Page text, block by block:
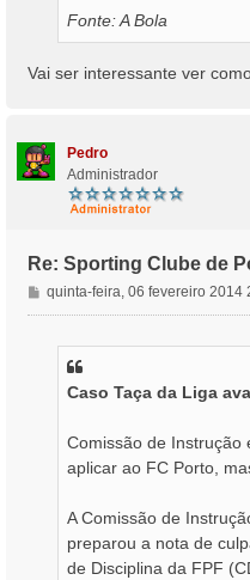
Fonte: A Bola
Vai ser interessante ver
Pedro
Administrador
Re: Sporting Clube de
M
e
quinta-feira, 06 fevereiro 2014
Caso Taça da Liga
Comissão de Instrução
aplicar ao FC Porto,
A Comissão de
preparou a nota de
de Disciplina da FPF